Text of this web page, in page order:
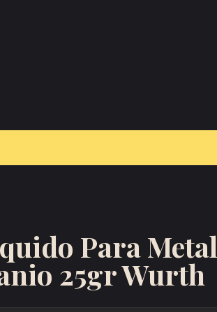
Para Metal
25gr Wurth